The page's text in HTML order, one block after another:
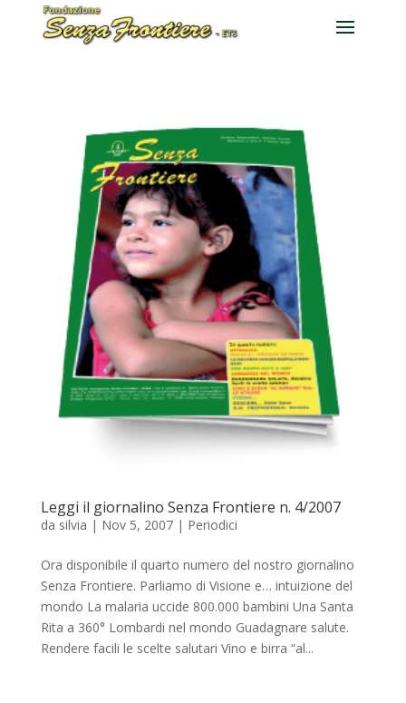
Leggi il giornalino Senza Frontiere n. 4/2007
da silvia | Nov 5, 2007| Periodici
Ora disponibile il quarto numero del nostro giornalino
Senza Frontiere. Parliamo di Visione e… intuizione del
mondo La malaria uccide 800.000 bambini Una Santa
Rita a 360° Lombardi nel mondo Guadagnare salute.
Rendere facili le scelte salutari Vino e birra “al...